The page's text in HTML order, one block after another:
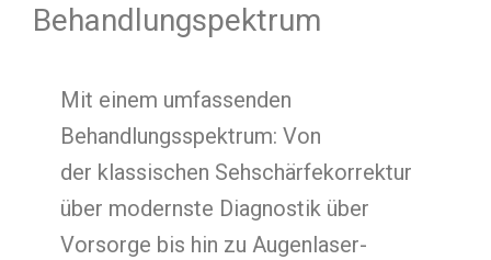
Behandlungspektrum
Mit einem umfassenden
Behandlungsspektrum: Von
der klassischen Sehschärfekorrektur
über modernste Diagnostik über
Vorsorge bis hin zu Augenlaser-